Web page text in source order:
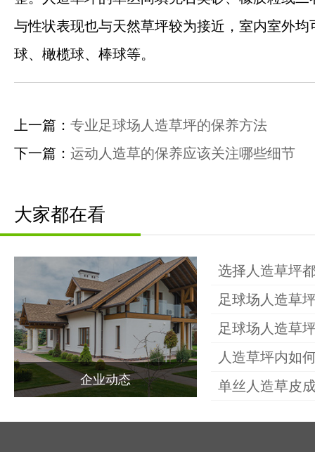
关于钰健
产品中心
与性状表现也与天然草坪较为接近，室内室外均
球、橄榄球、棒球等。
上一篇： 专业足球场人造草坪的保养方法
下一篇： 运动人造草的保养应该关注哪些细节
大家都在看
企业动态
选择人造草坪
足球场人造草
足球场人造草
人造草坪内如
单丝人造草皮